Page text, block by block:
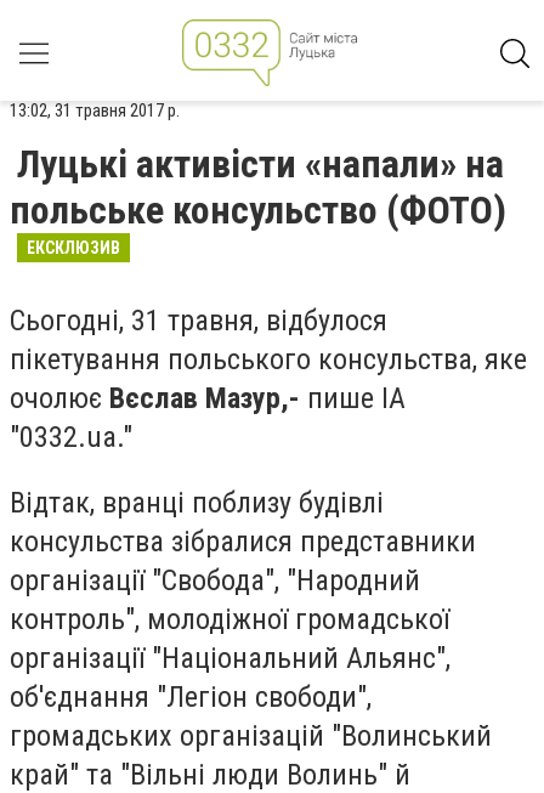
13:02, 31 травня 2017 р.
Луцькі активісти «напали» на
польське консульство (ФОТО)
ЕКСКЛЮЗИВ
Сьогодні, 31 травня, відбулося
пікетування польського консульства, яке
очолює Вєслав Мазур,- пише ІА
"0332.ua."
Відтак, вранці поблизу будівлі
консульства зібралися представники
організації "Свобода", "Народний
контроль", молодіжної громадської
організації "Національний Альянс",
об'єднання "Легіон свободи",
громадських організацій "Волинський
край" та "Вільні люди Волинь" й